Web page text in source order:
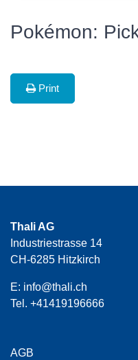
Pokémon:
Print
Thali AG
Industriestrasse 14
CH-6285 Hitzkirch
E: info@thali.ch
Tel. +41419196666
AGB